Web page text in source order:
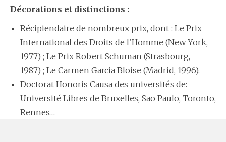
Décorations et distinctions :
Récipiendaire de nombreux prix, dont : Le Prix
International des Droits de l’Homme (New York,
1977) ; Le Prix Robert Schuman (Strasbourg,
1987) ; Le Carmen Garcia Bloise (Madrid, 1996).
Doctorat Honoris Causa des universités de:
Université Libres de Bruxelles, Sao Paulo, Toronto,
Rennes…